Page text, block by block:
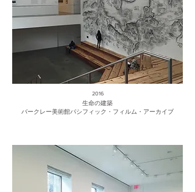
2016
生命の建築
バークレー美術館パシフィック・フィルム・アーカイブ